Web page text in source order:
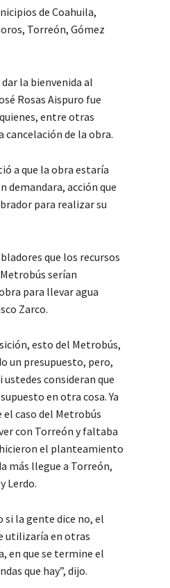
de Coahuila,
Torreón, Gómez
la bienvenida al
Rosas Aispuro fue
entre otras
cancelación de la obra.
a que la obra estaría
demandara, acción que
para realizar su
que los recursos
serían
para llevar agua
Zarco.
esto del Metrobús,
un presupuesto, pero,
consideran que
en otra cosa. Ya
caso del Metrobús
con Torreón y faltaba
hicieron el planteamiento
más llegue a Torreón,
Lerdo.
si la gente dice no, el
utilizaría en otras
en que se termine el
que hay”, dijo.